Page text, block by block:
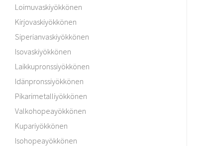
Loimuvaskiyökkönen
Kirjovaskiyökkönen
Siperianvaskiyökkönen
Isovaskiyökkönen
Laikkupronssiyökkönen
Idänpronssiyökkönen
Pikarimetalliyökkönen
Valkohopeayökkönen
Kupariyökkönen
Isohopeayökkönen